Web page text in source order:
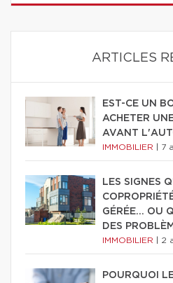
ARTICLES
EST-CE UN
ACHETER
AVANT
IMMOBILIER 7
LES SIGNES
GÉRÉE… OU
DES
IMMOBILIER 2
POURQUOI